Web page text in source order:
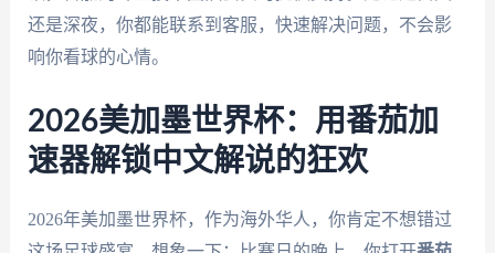
还是深夜，你都能联系到客服，快速解决问题，不会影
响你看球的心情。
2026美加墨世界杯：用番茄加
速器解锁中文解说的狂欢
2026年美加墨世界杯，作为海外华人，你肯定不想错过